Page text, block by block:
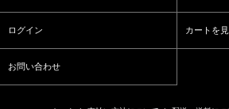
ログイン カートを
お問い合わせ